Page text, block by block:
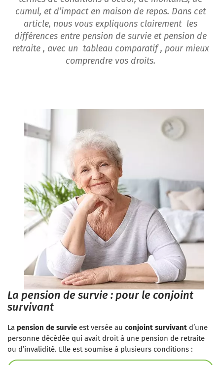
cumul, et d’impact en maison de repos. Dans cet
article, nous vous expliquons clairement les
différences entre pension de survie et pension de
retraite , avec un tableau comparatif , pour mieux
comprendre vos droits.
La pension de survie : pour le conjoint
survivant
La pension de survie est versée au conjoint survivant d’une
personne décédée qui avait droit à une pension de retraite
ou d’invalidité. Elle est soumise à plusieurs conditions :